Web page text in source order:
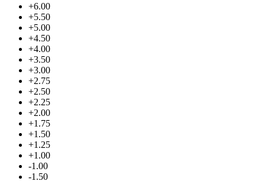
+6.00
+5.50
+5.00
+4.50
+4.00
+3.50
+3.00
+2.75
+2.50
+2.25
+2.00
+1.75
+1.50
+1.25
+1.00
-1.00
-1.50